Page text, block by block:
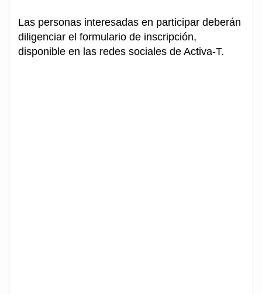
Las personas interesadas en participar deberán
diligenciar el formulario de inscripción,
disponible en las redes sociales de Activa-T.